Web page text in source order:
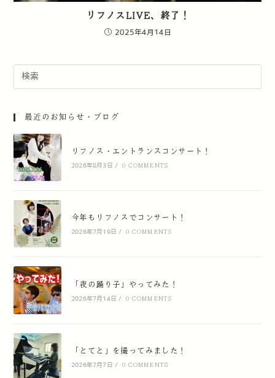
リフノスLIVE、終了！
2025年4月14日
最近のお知らせ・ブログ
リフノス・エントランスコンサート！
2026年8月3日 / 0 COMMENTS
今年もリフノスでコンサート！
2026年7月19日 / 0 COMMENTS
「夜の踊り子」やってみた！
2026年7月14日 / 0 COMMENTS
「とてと」を撮ってみました！
2026年7月7日 / 0 COMMENTS